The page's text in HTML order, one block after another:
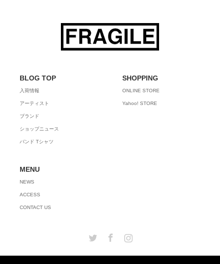
BLOG TOP
入荷情報
アーティスト
ブランド
ショップニュース
バンド Tシャツ
SHOPPING
ONLINE STORE
Yahoo! STORE
MENU
NEWS
ACCESS
CONTACT US
Twitter Facebook